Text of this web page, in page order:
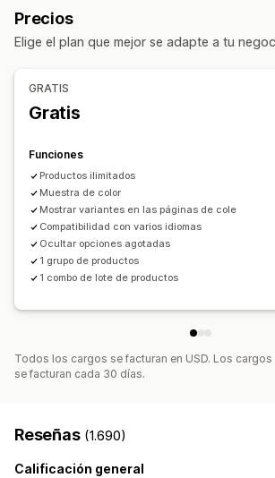
Precios
Inventario
Alertas de existencias bajas
Ocultar
Visualización de disponibilidad de
Actualizaciones automáticas
Compras conjuntas frecuentes
Paquetes personalizados
Precios
Elige el plan que mejor se adapte a tu
GRATIS
Gratis
Funciones
Productos ilimitados
Muestra de color
Mostrar variantes en las páginas de cole
Compatibilidad con varios idiomas
Ocultar opciones agotadas
1 grupo de productos
1 combo de lote de productos
Todos los cargos se facturan en USD. Los
se facturan cada 30 días.
Reseñas (1.690)
Calificación general